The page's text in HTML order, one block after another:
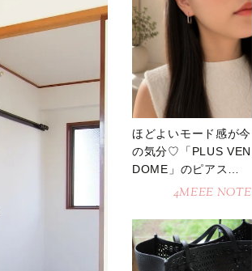
ほどよいモード感が今
の気分♡「PLUS VEN
DOME」のピアスが
4MEEE NOTE